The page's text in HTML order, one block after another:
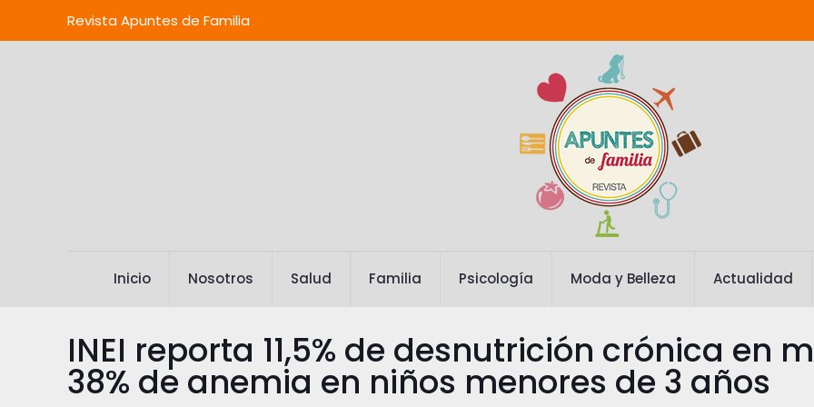
Revista Apuntes de Familia
Inicio Nosotros Salud Familia Psicología Moda y Belleza Actualidad
INEI reporta 11,5% de desnutrición crónica en
38% de anemia en niños menores de 3 años